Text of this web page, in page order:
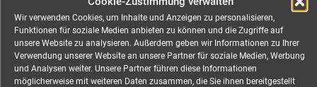
Wir verwenden Cookies, um Inhalte und Anzeigen zu personalisieren,
Funktionen für soziale Medien anbieten zu können und die Zugriffe auf
unsere Website zu analysieren. Außerdem geben wir Informationen zu Ihrer
Verwendung unserer Website an unsere Partner für soziale Medien, Werbung
und Analysen weiter. Unsere Partner führen diese Informationen
möglicherweise mit weiteren Daten zusammen, die Sie ihnen bereitgestellt
CEE 32A Kabel, 5-pol,
5x6mm², 5,0 Meter mieten